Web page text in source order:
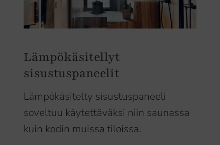
Lämpökäsitellyt
sisustuspaneelit
Lämpökäsitelty sisustuspaneeli
soveltuu käytettäväksi niin saunassa
kuin kodin muissa tiloissa.